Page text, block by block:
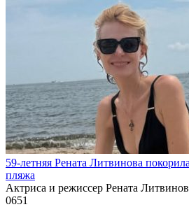
59-летняя Рената Литвинова
пляжа
Актриса и режиссер Рената
0651